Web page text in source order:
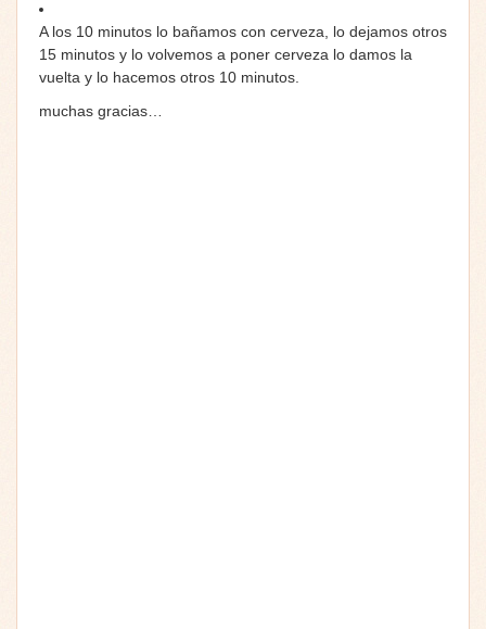
A los 10 minutos lo bañamos con cerveza, lo dejamos otros
15 minutos y lo volvemos a poner cerveza lo damos la
vuelta y lo hacemos otros 10 minutos.
muchas gracias…